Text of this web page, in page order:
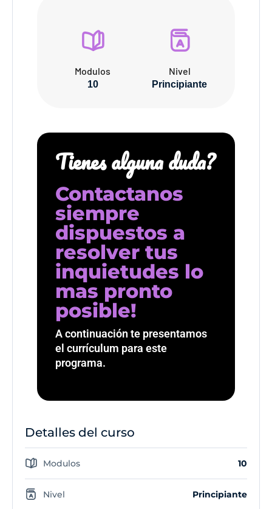
Modulos
10
Nivel
Principiante
Tienes alguna duda?
Contactanos
siempre
dispuestos a
resolver tus
inquietudes lo
mas pronto
posible!
A continuación te presentamos
el currículum para este
programa.
Detalles del curso
Modulos 10
Nivel Principiante